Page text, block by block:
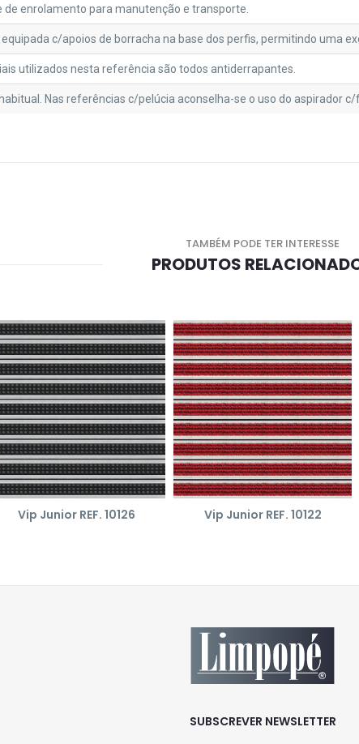
de enrolamento para manutenção e transporte.
c/apoios de borracha na base dos perfis, permitindo uma
utilizados nesta referência são todos antiderrapantes.
Nas referências c/pelúcia aconselha-se o uso do aspirador
TAMBÉM PODE TER INTERESSE
PRODUTOS
Vip Junior REF. 10126 Vip Junior REF. 10122
SUBSCREVER NEWSLETTER